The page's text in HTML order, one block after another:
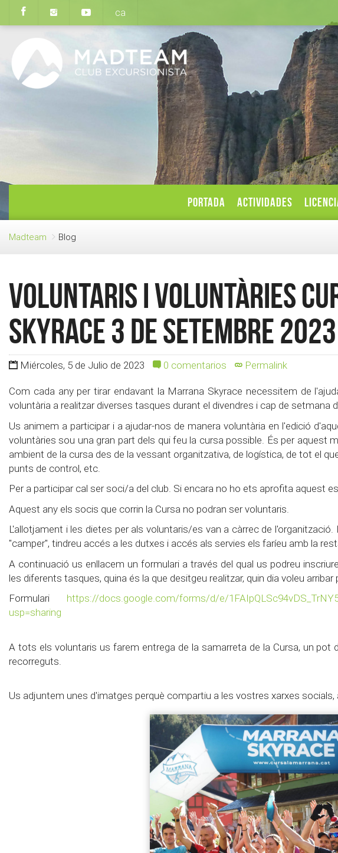
ca
PORTADA ACTIVIDADES
Madteam Blog
Voluntaris i voluntàries
Skyrace 3 de setembre 2023
Miércoles, 5 de Julio de 2023 0 comentarios
Permalink
Com cada any per tirar endavant la Marrana Skyrace necessitem de
voluntària a realitzar diverses tasques durant el divendres i cap de setmana
Us animem a participar i a ajudar-nos de manera voluntària en l'edició
voluntàries sou una gran part dels qui feu la cursa possible. És per aquest
ambient de la cursa des de la vessant organitzativa, de logística, de tot el
punts de control, etc.
Per a participar cal ser soci/a del club. Si encara no ho ets aprofita aquest
Aquest any els socis que corrin la Cursa no podran ser voluntaris.
L'allotjament i les dietes per als voluntaris/es van a càrrec de
"camper", tindreu accés a les dutxes i accés als servies els faríeu amb la
A continuació us enllacem un formulari a través del qual us podreu
les diferents tasques, quina és la que desitgeu realitzar, quin dia voleu arribar
Formulari https://docs.google.com/forms/d/e/1FAIpQLSc94vDS_
usp=sharing
A tots els voluntaris us farem entrega de la samarreta de la Cursa, un pot
recorreguts.
Us adjuntem unes d'imatges perquè compartiu a les vostres xarxes